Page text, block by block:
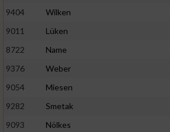
9404
Wilken
9011
Lüken
8722
Name
9376
Weber
9054
Miesen
9282
Smetak
9093
Nölkes
von Inhalten
personalisierter Inhalte